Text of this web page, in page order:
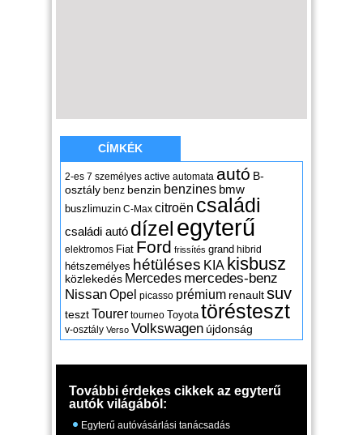
CÍMKÉK
2-es 7 személyes active automata autó B-
osztály benz benzin benzines bmw
buszlimuzin C-Max citroën családi
családi autó dízel egyterű
elektromos Fiat Ford frissítés grand hibrid
hétszemélyes hétüléses KIA kisbusz
közlekedés Mercedes mercedes-benz
NissanOpel picasso prémium renaultsuv
tesztTourer tourneo Toyota törésteszt
v-osztály Verso Volkswagen újdonság
További érdekes cikkek az egyterű
autók világából:
Egyterű autóvásárlási tanácsadás